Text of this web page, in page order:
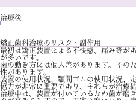
治療後
矯正歯科治療のリスク・副作用
最初は矯正装置による不快感、痛み等が
が多いです。
歯の動き方には個人差があります。その
性があります。
装置の使用状況、顎間ゴムの使用状況、
協力が非常に重要であり、それらが治療
治療中は、装置が付いているため歯が磨